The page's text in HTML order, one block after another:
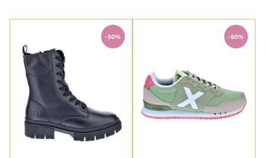
-50% -50%